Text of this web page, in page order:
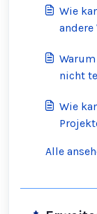
Wie
nicht
Wie
Alle